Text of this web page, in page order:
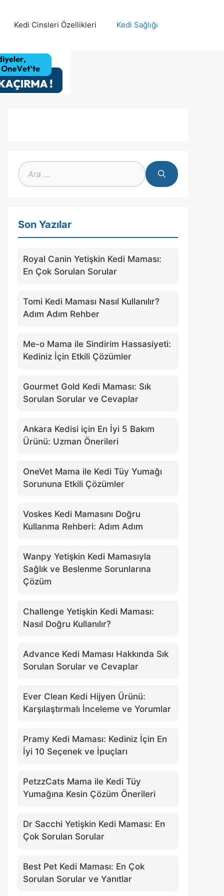
Kedi Cinsleri Özellikleri Kedi Sağlığı
için
ara
Son Yazılar
Royal Canin Yetişkin Kedi Maması:
En Çok Sorulan Sorular
Tomi Kedi Maması Nasıl Kullanılır?
Adım Adım Rehber
Me-o Mama ile Sindirim Hassasiyeti:
Kediniz İçin Etkili Çözümler
Gourmet Gold Kedi Maması: Sık
Sorulan Sorular ve Cevaplar
Ankara Kedisi için En İyi 5 Bakım
Ürünü: Uzman Önerileri
OneVet Mama ile Kedi Tüy Yumağı
Sorununa Etkili Çözümler
Voskes Kedi Mamasını Doğru
Kullanma Rehberi: Adım Adım
Wanpy Yetişkin Kedi Mamasıyla
Sağlık ve Beslenme Sorunlarına
Çözüm
Challenge Yetişkin Kedi Maması:
Nasıl Doğru Kullanılır?
Advance Kedi Maması Hakkında Sık
Sorulan Sorular ve Cevaplar
Ever Clean Kedi Hijyen Ürünü:
Karşılaştırmalı İnceleme ve Yorumlar
Pramy Kedi Maması: Kediniz İçin En
İyi 10 Seçenek ve İpuçları
PetzzCats Mama ile Kedi Tüy
Yumağına Kesin Çözüm Önerileri
Dr Sacchi Yetişkin Kedi Maması: En
Çok Sorulan Sorular
Best Pet Kedi Maması: En Çok
Sorulan Sorular ve Yanıtlar